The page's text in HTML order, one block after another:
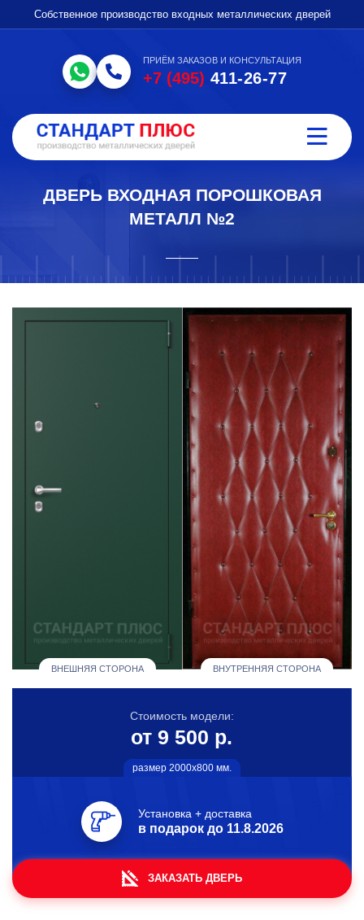
Собственное производство входных металлических дверей
ПРИЁМ ЗАКАЗОВ И КОНСУЛЬТАЦИЯ
+7 (495) 411-26-77
ДВЕРЬ ВХОДНАЯ ПОРОШКОВАЯ
МЕТАЛЛ №2
ВНЕШНЯЯ СТОРОНА ВНУТРЕННЯЯ СТОРОНА
Стоимость модели:
от 9 500 р.
размер 2000х800 мм.
Установка + доставка
в подарок до 11.8.2026
ЗАКАЗАТЬ ДВЕРЬ